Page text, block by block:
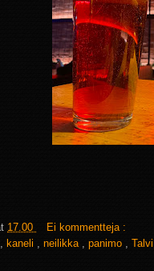
17.00
Ei kommentteja :
kaneli neilikka panimo Talvi